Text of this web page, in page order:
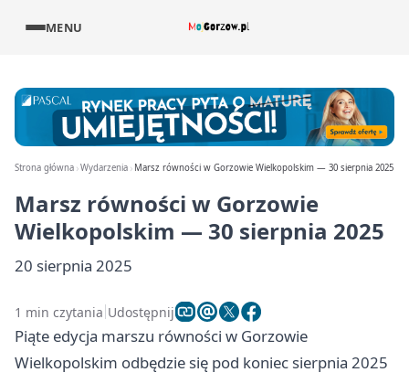
MENU
Strona główna Wydarzenia Marsz równości w Gorzowie Wielkopolskim — 30 sierpnia 2025
Marsz równości w Gorzowie
Wielkopolskim — 30 sierpnia 2025
20 sierpnia 2025
1 min czytania Udostępnij
Piąte edycja marszu równości w Gorzowie
Wielkopolskim odbędzie się pod koniec sierpnia 2025